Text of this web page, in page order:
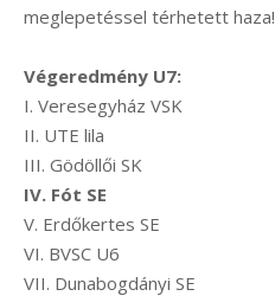
meglepetéssel térhetett haza!
Végeredmény U7:
I. Veresegyház VSK
II. UTE lila
III. Gödöllői SK
IV. Fót SE
V. Erdőkertes SE
VI. BVSC U6
VII. Dunabogdányi SE